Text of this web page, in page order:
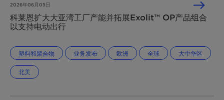
2026年06月05日
科莱恩扩大大亚湾工厂产能并拓展Exolit™ OP产品组合
以支持电动出行
塑料和聚合物 业务发布 欧洲 全球 大中华区
北美